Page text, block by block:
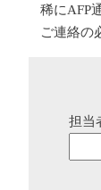
稀にAFP
ご連絡の
担当